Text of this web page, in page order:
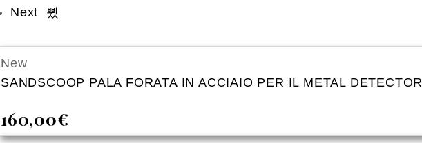
Next
New
SANDSCOOP PALA FORATA IN ACCIAIO PER IL METAL DETECTOR
160,00€